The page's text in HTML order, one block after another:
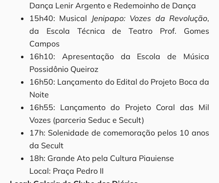
Dança Lenir Argento e Redemoinho de Dança
15h40: Musical Jenipapo: Vozes da Revolução,
da Escola Técnica de Teatro Prof. Gomes
Campos
16h10: Apresentação da Escola de Música
Possidônio Queiroz
16h50: Lançamento do Edital do Projeto Boca da
Noite
16h55: Lançamento do Projeto Coral das Mil
Vozes (parceria Seduc e Secult)
17h: Solenidade de comemoração pelos 10 anos
da Secult
18h: Grande Ato pela Cultura Piauiense
Local: Praça Pedro II